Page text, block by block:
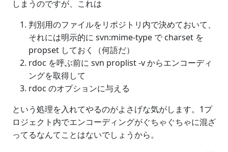
しまうのですが、これは
判別用のファイルをリポジトリ内で決めておいて、
それには明示的に svn:mime-type で charset を
propset しておく（何語だ）
rdoc を呼ぶ前に svn proplist -v からエンコーディ
ングを取得して
rdoc のオプションに与える
という処理を入れてやるのがよさげな気がします。1プ
ロジェクト内でエンコーディングがぐちゃぐちゃに混ざ
ってるなんてことはないでしょうから。